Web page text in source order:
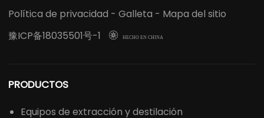
Política de privacidad - Galleta - Mapa del sitio
豫ICP备18035501号-1
 HECHO EN CHINA
PRODUCTOS
Equipos de extracción y destilación